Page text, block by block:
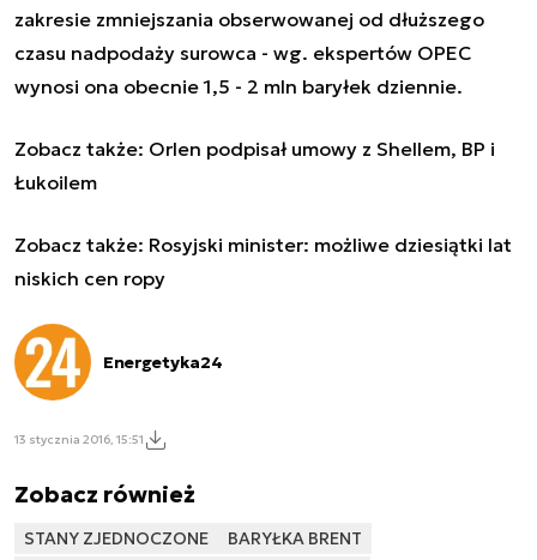
zakresie zmniejszania obserwowanej od dłuższego
czasu nadpodaży surowca - wg. ekspertów OPEC
wynosi ona obecnie 1,5 - 2 mln baryłek dziennie.
Zobacz także: Orlen podpisał umowy z Shellem, BP i
Łukoilem
Zobacz także: Rosyjski minister: możliwe dziesiątki lat
niskich cen ropy
Energetyka24
13 stycznia 2016, 15:51
Zobacz również
STANY ZJEDNOCZONE
BARYŁKA BRENT